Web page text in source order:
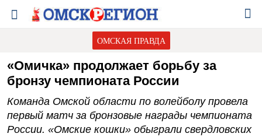
ОМСКАЯ ПРАВДА
«Омичка» продолжает борьбу за
бронзу чемпионата России
Команда Омской области по волейболу провела
первый матч за бронзовые награды чемпионата
России. «Омские кошки» обыграли свердловских